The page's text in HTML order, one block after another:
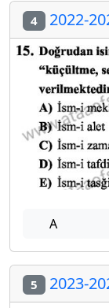
4 2022-
A
5 2023-